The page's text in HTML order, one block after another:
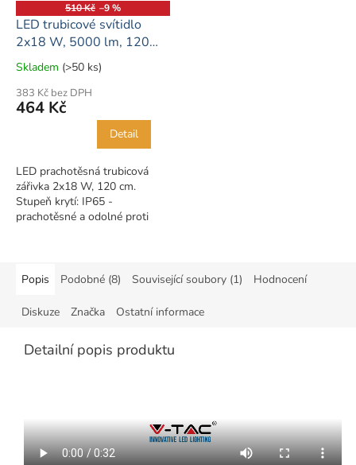
510 Kč –9 %
LED trubicové svítidlo
2x18 W, 5000 lm, 120
cm, IP65 - 130lm/w
Průměrné
produktu
je
hvězdiček.
Skladem (>50 ks)
383 Kč bez DPH
464 Kč
Detail
LED prachotěsná trubicová
zářivka 2x18 W, 120 cm.
Stupeň krytí: IP65 -
prachotěsné a odolné proti
Popis
Podobné (8) Související soubory (1) Hodnocení
Diskuze Značka Ostatní informace
Detailní popis produktu